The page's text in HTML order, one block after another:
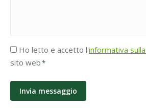
Accettazione
Privacy
Ho letto e accetto l'informativa
sito web*